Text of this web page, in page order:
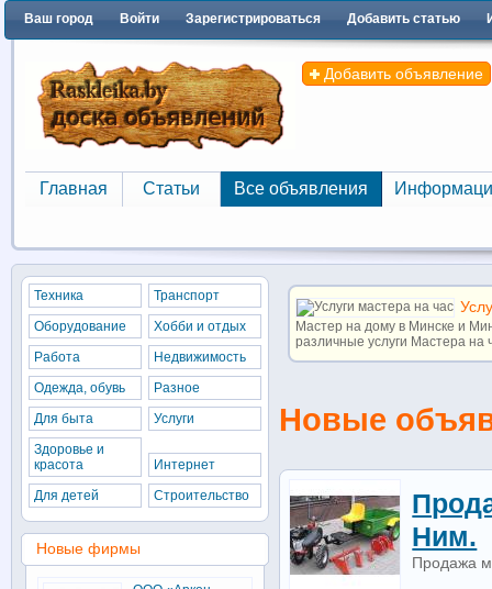
Ваш город Войти Зарегистрироваться Добавить статью
Добавить объявление
Главная
Главная
Статьи
Статьи
Все объявления
Все объявления
Мастер на дому в Минске и
различные услуги Мастера на
Новые
Ним.
Продажа
Техника
Транспорт
Оборудование
Хобби и отдых
Работа
Недвижимость
Одежда, обувь
Разное
Для быта
Услуги
Здоровье и
красота
Интернет
Для детей
Строительство
Новые фирмы